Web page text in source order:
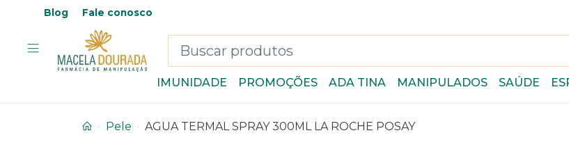
Blog Fale conosco
IMUNIDADE PROMOÇÕES ADA TINA MANIPULADOS SAÚDE
Pele AGUA TERMAL SPRAY 300ML LA ROCHE POSAY